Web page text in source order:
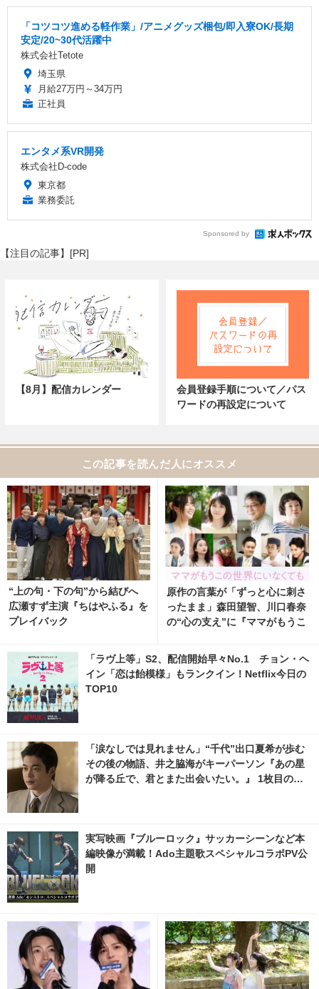
「コツコツ進める軽作業」/アニメグッズ梱包/即入寮OK/長期
安定/20~30代活躍中
株式会社Tetote
埼玉県
月給27万円～34万円
正社員
エンタメ系VR開発
株式会社D-code
東京都
業務委託
Sponsored by
【注目の記事】[PR]
【8月】配信カレンダー
会員登録手順について／パス
ワードの再設定について
この記事を読んだ人にオススメ
“上の句・下の句”から結びへ
広瀬すず主演『ちはやふる』を
プレイバック
原作の言葉が「ずっと心に刺さ
ったまま」森田望智、川口春奈
の“心の支え”に『ママがもうこ
日記』新キャスト
「ラヴ上等」S2、配信開始早々No.1 チョン・ヘ
イン「恋は飴模様」もランクイン！Netflix今日の
TOP10
「涙なしでは見れません」“千代”出口夏希が歩む
その後の物語、井之脇海がキーパーソン『あの星
が降る丘で、君とまた出会いたい。』 1枚目の写
実写映画『ブルーロック』サッカーシーンなど本
編映像が満載！Ado主題歌スペシャルコラボPV公
開